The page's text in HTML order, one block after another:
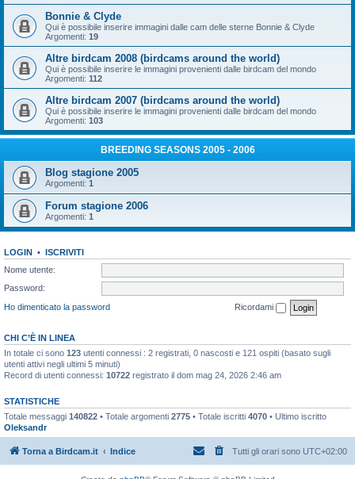
Bonnie & Clyde
Qui è possibile inserire immagini dalle cam delle sterne Bonnie & Clyde
Argomenti: 19
Altre birdcam 2008 (birdcams around the world)
Qui è possibile inserire le immagini provenienti dalle birdcam del mondo
Argomenti: 112
Altre birdcam 2007 (birdcams around the world)
Qui è possibile inserire le immagini provenienti dalle birdcam del mondo
Argomenti: 103
BREEDING SEASONS 2005 - 2006
Blog stagione 2005
Argomenti: 1
Forum stagione 2006
Argomenti: 1
LOGIN • ISCRIVITI
Nome utente:
Password:
Ho dimenticato la password
Ricordami
CHI C’È IN LINEA
In totale ci sono 123 utenti connessi : 2 registrati, 0 nascosti e 121 ospiti (basato sugli
utenti attivi negli ultimi 5 minuti)
Record di utenti connessi: 10722 registrato il dom mag 24, 2026 2:46 am
STATISTICHE
Totale messaggi 140822 • Totale argomenti 2775 • Totale iscritti 4070 • Ultimo iscritto
Oleksandr
Torna a Birdcam.it Indice Tutti gli orari sono UTC+02:00